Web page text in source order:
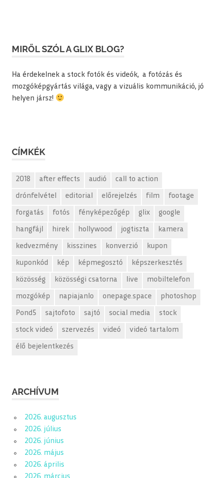
MIRŐL SZÓL A GLIX BLOG?
Ha érdekelnek a stock fotók és videók, a fotózás és
mozgóképgyártás világa, vagy a vizuális kommunikáció, jó
helyen jársz!
CÍMKÉK
2018 after effects audió call to action
drónfelvétel editorial előrejelzés film footage
forgatás fotós fényképezőgép glix google
hangfájl hirek hollywood jogtiszta kamera
kedvezmény kisszines konverzió kupon
kuponkód kép képmegosztó képszerkesztés
közösség közösségi csatorna live mobiltelefon
mozgókép napiajanlo onepage.space photoshop
Pond5 sajtofoto sajtó social media stock
stock videó szervezés videó videó tartalom
élő bejelentkezés
ARCHÍVUM
2026. augusztus
2026. július
2026. június
2026. május
2026. április